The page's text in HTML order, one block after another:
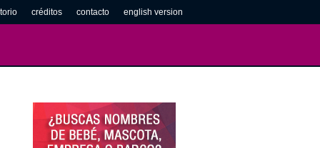
créditos contacto english version